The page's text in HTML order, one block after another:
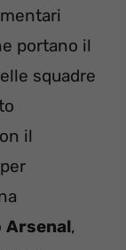
portano il
squadre
il
Arsenal,